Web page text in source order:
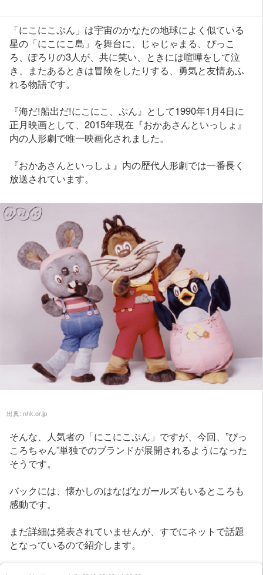
「にこにこぷん」は宇宙のかなたの地球によく似ている
星の「にこにこ島」を舞台に、じゃじゃまる、ぴっこ
ろ、ぽろりの3人が、共に笑い、ときには喧嘩をして泣
き、またあるときは冒険をしたりする、勇気と友情あふ
れる物語です。
『海だ!船出だ!にこにこ、ぷん』として1990年1月4日に
正月映画として、2015年現在『おかあさんといっしょ』
内の人形劇で唯一映画化されました。
『おかあさんといっしょ』内の歴代人形劇では一番長く
放送されています。
出典: nhk.or.jp
そんな、人気者の「にこにこぷん」ですが、今回、”ぴっ
ころちゃん”単独でのブランドが展開されるようになった
そうです。
バックには、懐かしのはなばなガールズもいるところも
感動です。
まだ詳細は発表されていませんが、すでにネットで話題
となっているので紹介します。